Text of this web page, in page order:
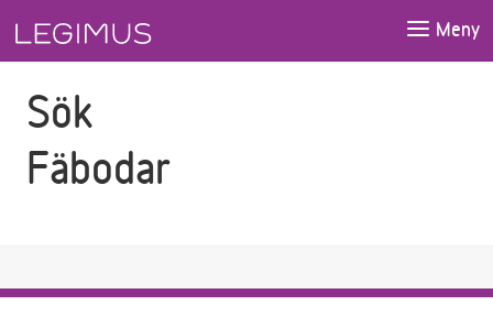
Meny
Sök
Fäbodar